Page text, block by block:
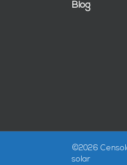
Blog
©2026
solar